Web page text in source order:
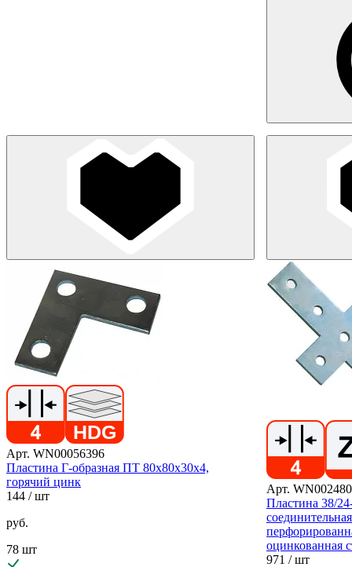
Арт. WN00056396
Пластина Г-образная ПТ 80х80х30х4,
горячий цинк
144 / шт
руб.
78 шт
Арт.
Пластина 38/
оцинкованная
971 / шт